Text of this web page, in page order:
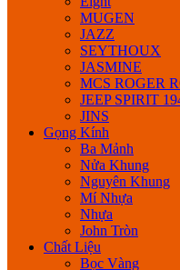
MUGEN
JAZZ
SEYTHOUX
JASMINE
MCS ROGER
JEEP SPIRIT
JINS
Gọng Kính
Ba Mảnh
Nửa Khung
Nguyên Khung
Mí Nhựa
Nhựa
John Tròn
Chất Liệu
Bọc Vàng